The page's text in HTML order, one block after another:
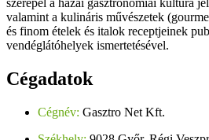
szerepel a hazai gasztronómiai kultúra
valamint a kulináris művészetek
és finom ételek és italok receptjeinek
vendéglátóhelyek ismertetésével.
Cégadatok
Cégnév: Gasztro Net Kft.